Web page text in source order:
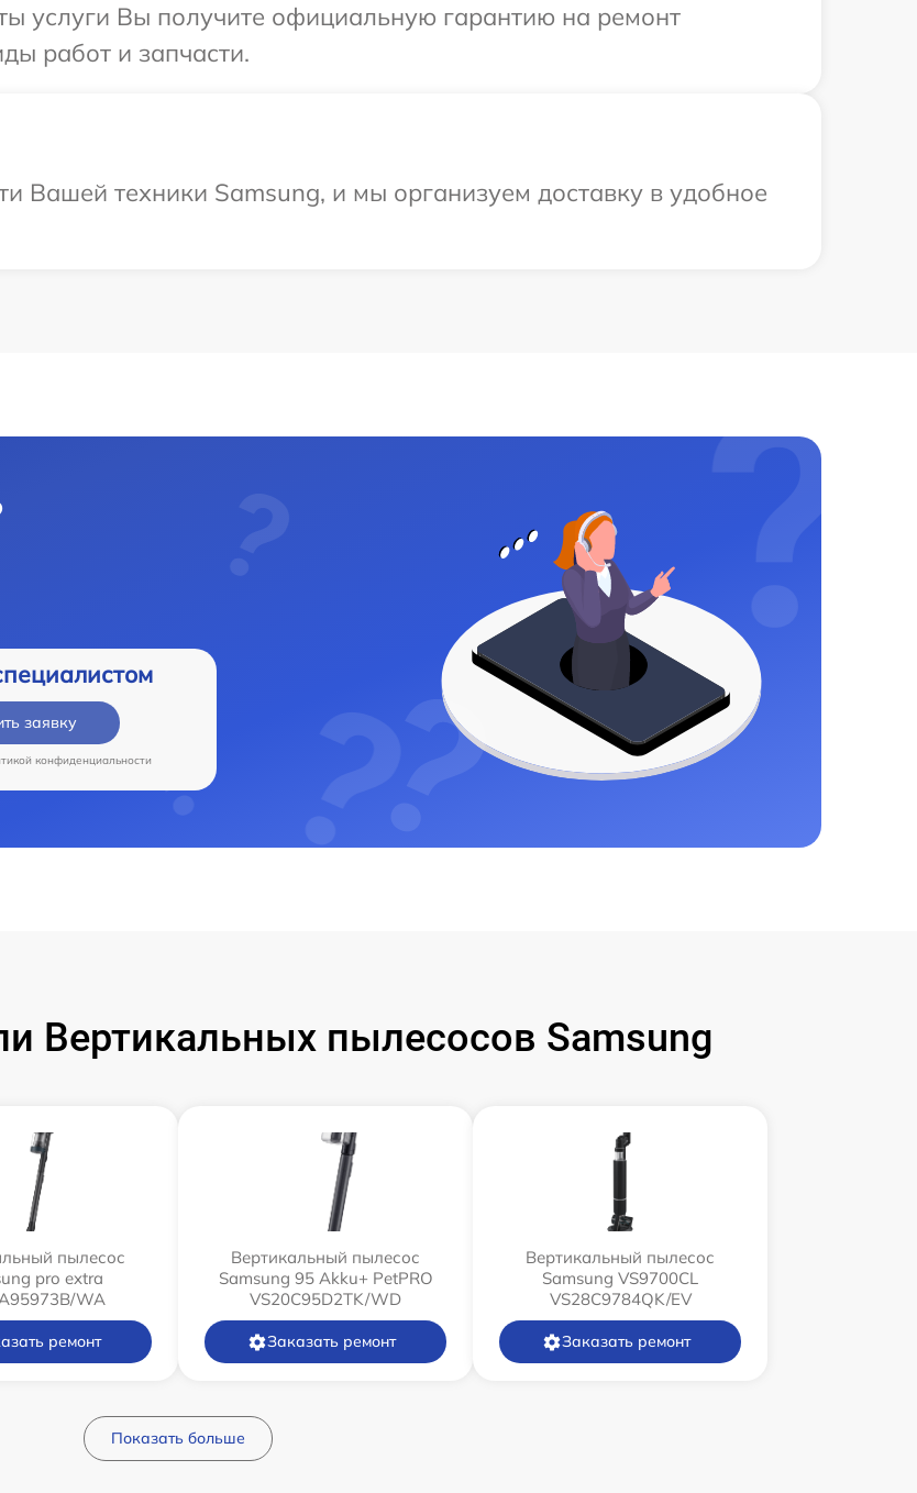
услуги Вы получите официальную гарантию на ремонт
работ и запчасти.
Вашей техники Samsung, и мы организуем доставку в удобное
заявку
конфиденциальности
Вертикальных пылесосов Samsung
пылесос
pro extra
WA
ремонт
Вертикальный пылесос
Samsung 95 Akku+ PetPRO
VS20C95D2TK/WD
Заказать ремонт
Вертикальный пылесос
Samsung VS9700CL
VS28C9784QK/EV
Заказать ремонт
Показать больше